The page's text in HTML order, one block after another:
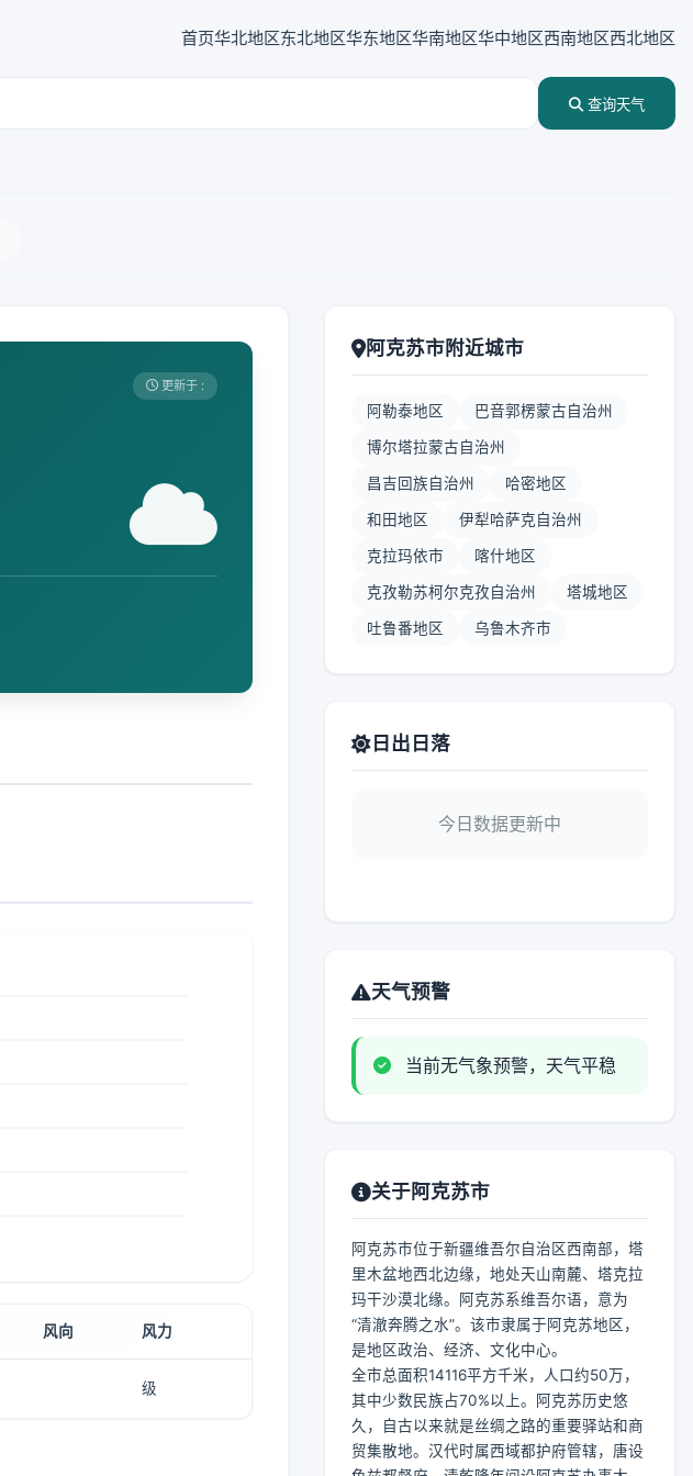
首页华北地区东北地区华东地区华南地区华中地区西南地区西北地区
查询天气
更新于 :
风向 风力
级
阿克苏市附近城市
阿勒泰地区 巴音郭楞蒙古自治州
博尔塔拉蒙古自治州
昌吉回族自治州 哈密地区
和田地区 伊犁哈萨克自治州
克拉玛依市 喀什地区
克孜勒苏柯尔克孜自治州 塔城地区
吐鲁番地区 乌鲁木齐市
日出日落
今日数据更新中
天气预警
当前无气象预警，天气平稳
关于阿克苏市
阿克苏市位于新疆维吾尔自治区西南部，塔
里木盆地西北边缘，地处天山南麓、塔克拉
玛干沙漠北缘。阿克苏系维吾尔语，意为
“清澈奔腾之水”。该市隶属于阿克苏地区，
是地区政治、经济、文化中心。
全市总面积14116平方千米，人口约50万，
其中少数民族占70%以上。阿克苏历史悠
久，自古以来就是丝绸之路的重要驿站和商
贸集散地。汉代时属西域都护府管辖，唐设